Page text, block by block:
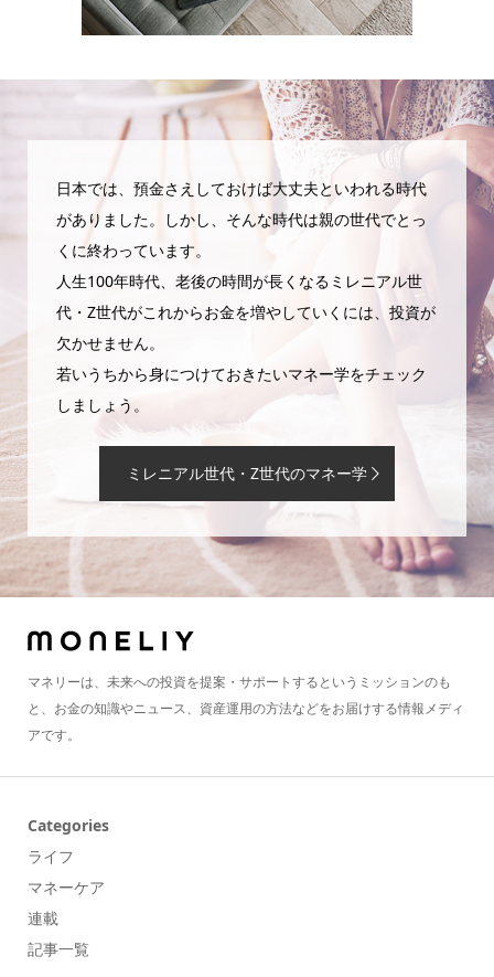
日本では、預金さえしておけば大丈夫といわれる時代
がありました。しかし、そんな時代は親の世代でとっ
くに終わっています。
人生100年時代、老後の時間が長くなるミレニアル世
代・Z世代がこれからお金を増やしていくには、投資が
欠かせません。
若いうちから身につけておきたいマネー学をチェック
しましょう。
ミレニアル世代・Z世代のマネー学
マネリーは、未来への投資を提案・サポートするというミッションのも
と、お金の知識やニュース、資産運用の方法などをお届けする情報メディ
アです。
Categories
ライフ
マネーケア
連載
記事一覧